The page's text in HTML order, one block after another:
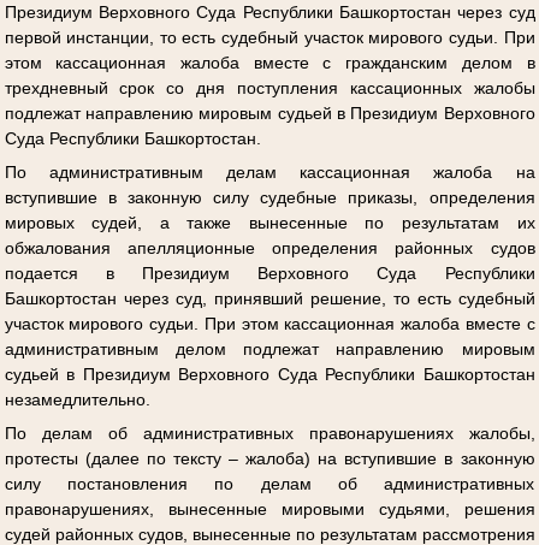
Президиум Верховного Суда Республики Башкортостан через суд
первой инстанции, то есть судебный участок мирового судьи. При
этом кассационная жалоба вместе с гражданским делом в
трехдневный срок со дня поступления кассационных жалобы
подлежат направлению мировым судьей в Президиум Верховного
Суда Республики Башкортостан.
По административным делам кассационная жалоба на
вступившие в законную силу судебные приказы, определения
мировых судей, а также вынесенные по результатам их
обжалования апелляционные определения районных судов
подается в Президиум Верховного Суда Республики
Башкортостан через суд, принявший решение, то есть судебный
участок мирового судьи. При этом кассационная жалоба вместе с
административным делом подлежат направлению мировым
судьей в Президиум Верховного Суда Республики Башкортостан
незамедлительно.
По делам об административных правонарушениях жалобы,
протесты (далее по тексту – жалоба) на вступившие в законную
силу постановления по делам об административных
правонарушениях, вынесенные мировыми судьями, решения
судей районных судов, вынесенные по результатам рассмотрения